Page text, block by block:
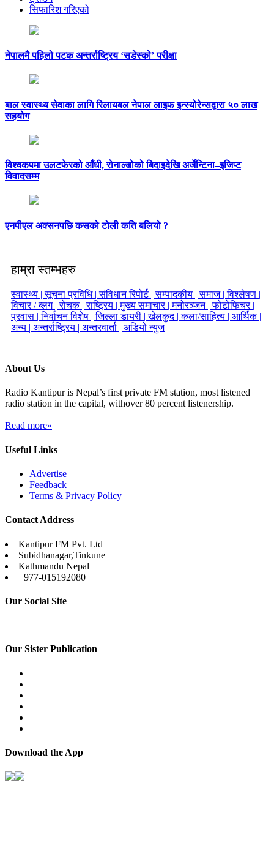
सिफारिश गरिएको
नेपालमै पहिलो पटक अन्तर्राष्ट्रिय ‘सडेस्को’ परीक्षा
बाल स्वास्थ्य सेवाका लागि रिलायबल नेपाल लाइफ इन्स्योरेन्सद्वारा ५० लाख
सहयोग
विश्वकपमा उलटफेरको आँधी, रोनाल्डोको बिदाइदेखि अर्जेन्टिना–इजिप्ट
विवादसम्म
एनपीएल अक्सनपछि कसको टोली कति बलियो ?
हाम्रा स्तम्भहरु
स्वास्थ्य |सूचना प्रविधि |संविधान रिपोर्ट |सम्पादकीय |समाज |विश्लेषण |
विचार / ब्लग |रोचक |राष्ट्रिय |मुख्य समाचार |मनोरञ्जन |फोटोफिचर |
प्रवास |निर्वाचन विशेष |जिल्ला डायरी |खेलकुद |कला/साहित्य | आर्थिक |
अन्य | अन्तर्राष्ट्रिय | अन्तरवार्ता | अडियो न्युज
About Us
Radio Kantipur is Nepal’s first private FM station, most listened
radio station in the capital, withover 80 percent listenership.
Read more»
Useful Links
Advertise
Feedback
Terms & Privacy Policy
Contact Address
Kantipur FM Pvt. Ltd
Subidhanagar,Tinkune
Kathmandu Nepal
+977-015192080
Our Social Site
Our Sister Publication
Download the App